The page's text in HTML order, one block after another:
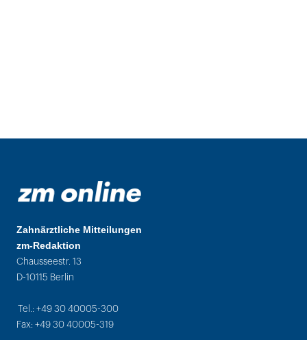
Zahnärztliche Mitteilungen
zm-Redaktion
Chausseestr. 13
D-10115 Berlin
Tel.: +49 30 40005-300
Fax: +49 30 40005-319